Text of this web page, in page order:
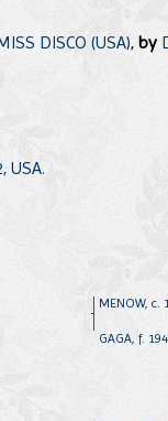
DISCO (USA), by
USA.
MENOW, c.
GAGA, f.